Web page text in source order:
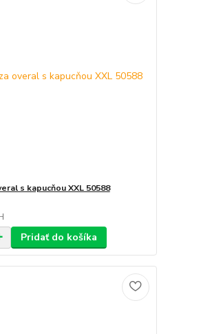
s kapucňou XXL 50588
Pridať do košíka